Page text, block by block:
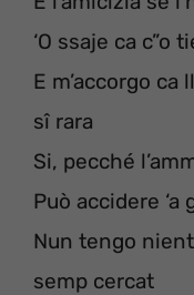
‘O ssaje ca c”o
E m’accorgo
sî rara
Si, pecché
Può accidere
Nun tengo
semp cercat